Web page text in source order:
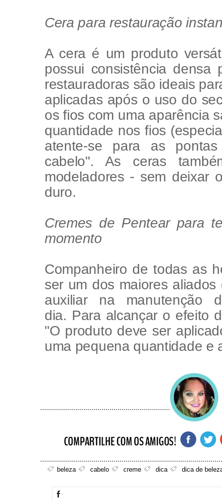
Cera para restauração
A cera é um produto
possui consistência
restauradoras são ideais
aplicadas após o uso do
os fios com uma aparência
quantidade nos fios
atente-se para as
cabelo". As ceras
modeladores - sem deixar
duro.
Cremes de Pentear para
momento
Companheiro de todas as
ser um dos maiores
auxiliar na manutenção
dia. Para alcançar o efeito
"O produto deve ser
uma pequena quantidade
beleza cabelo creme dica dica de